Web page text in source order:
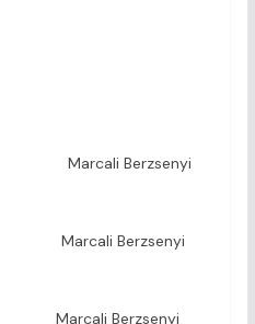
Berzsenyi
Berzsenyi
Berzsenyi